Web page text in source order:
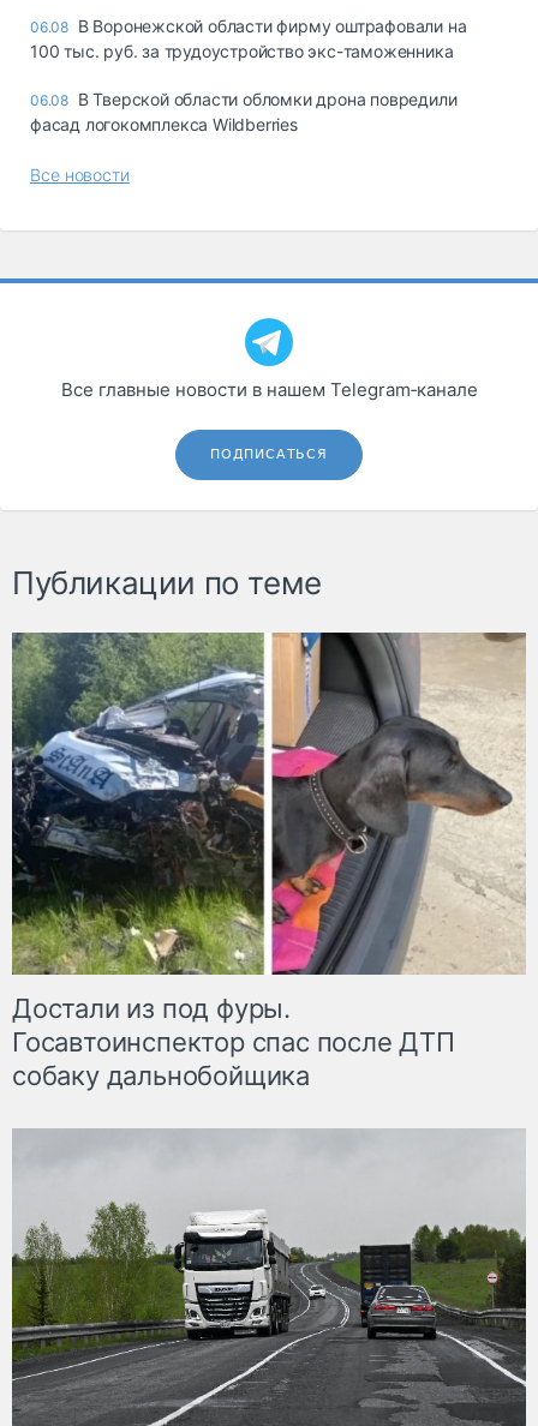
06.08 В Воронежской области фирму оштрафовали на
100 тыс. руб. за трудоустройство экс-таможенника
06.08 В Тверской области обломки дрона повредили
фасад логокомплекса Wildberries
Все новости
Все главные новости в нашем Telegram‑канале
ПОДПИСАТЬСЯ
Публикации по теме
Достали из под фуры.
Госавтоинспектор спас после ДТП
собаку дальнобойщика